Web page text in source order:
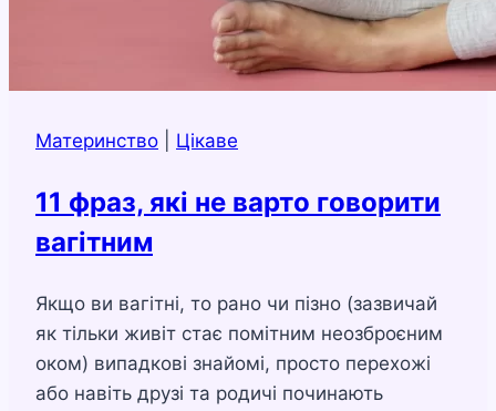
Материнство Цікаве
11 фраз, які не варто говорити
вагітним
Якщо ви вагітні, то рано чи пізно (зазвичай
як тільки живіт стає помітним неозброєним
оком) випадкові знайомі, просто перехожі
або навіть друзі та родичі починають